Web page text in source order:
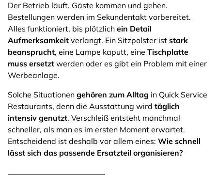
Der Betrieb läuft. Gäste kommen und gehen.
Bestellungen werden im Sekundentakt vorbereitet.
Alles funktioniert, bis plötzlich ein Detail
Aufmerksamkeit verlangt. Ein Sitzpolster ist stark
beansprucht, eine Lampe kaputt, eine Tischplatte
muss ersetzt werden oder es gibt ein Problem mit einer
Werbeanlage.
Solche Situationen gehören zum Alltag in Quick Service
Restaurants, denn die Ausstattung wird täglich
intensiv genutzt. Verschleiß entsteht manchmal
schneller, als man es im ersten Moment erwartet.
Entscheidend ist deshalb vor allem eines: Wie schnell
lässt sich das passende Ersatzteil organisieren?